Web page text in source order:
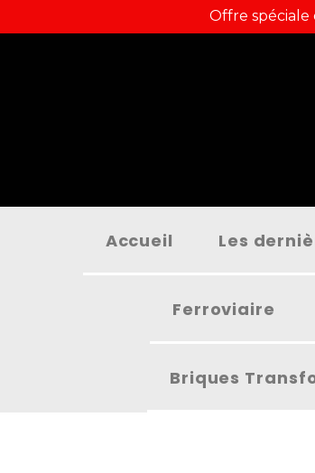
Offre
Accueil Les
Ferroviaire
Briques